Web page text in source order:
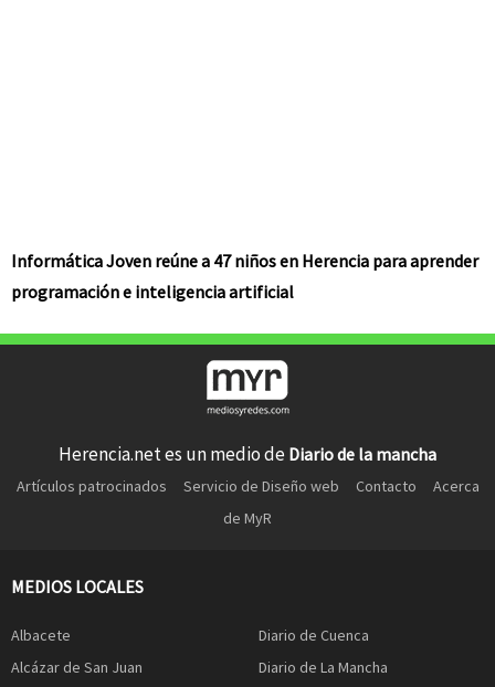
Informática Joven reúne a 47 niños en Herencia para aprender
programación e inteligencia artificial
Herencia.net es un medio de Diario de la mancha
Artículos patrocinados Servicio de Diseño web Contacto
Acerca
de MyR
MEDIOS LOCALES
Albacete
Alcázar de San Juan
Diario de Cuenca
Diario de La Mancha